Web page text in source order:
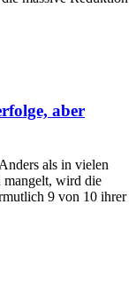
aber
als in vielen
mangelt, wird die
9 von 10 ihrer